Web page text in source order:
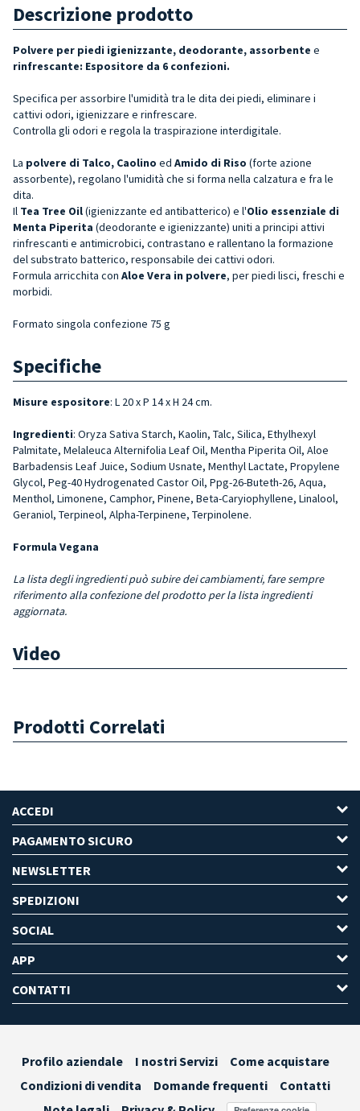
Descrizione prodotto
Polvere per piedi igienizzante, deodorante, assorbente e
rinfrescante: Espositore da 6 confezioni.
Specifica per assorbire l'umidità tra le dita dei piedi, eliminare i
cattivi odori, igienizzare e rinfrescare.
Controlla gli odori e regola la traspirazione interdigitale.
La polvere di Talco, Caolino ed Amido di Riso (forte azione
assorbente), regolano l'umidità che si forma nella calzatura e fra le
dita.
Il Tea Tree Oil(igienizzante ed antibatterico) e l'Olio essenziale di
Menta Piperita (deodorante e igienizzante) uniti a principi attivi
rinfrescanti e antimicrobici, contrastano e rallentano la formazione
del substrato batterico, responsabile dei cattivi odori.
Formula arricchita con Aloe Vera in polvere, per piedi lisci, freschi e
morbidi.
Formato singola confezione 75 g
Specifiche
Misure espositore: L 20 x P 14 x H 24 cm.
Ingredienti: Oryza Sativa Starch, Kaolin, Talc, Silica, Ethylhexyl
Palmitate, Melaleuca Alternifolia Leaf Oil, Mentha Piperita Oil, Aloe
Barbadensis Leaf Juice, Sodium Usnate, Menthyl Lactate, Propylene
Glycol, Peg-40 Hydro­genated Castor Oil, Ppg-26-Buteth-26, Aqua,
Menthol, Limonene, Camphor, Pinene, Beta-Caryiophyllene, Lina­lool,
Geraniol, Terpineol, Alpha-Terpinene, Terpinolene.
Formula Vegana
La lista degli ingredienti può subire dei cambiamenti, fare sempre
riferimento alla confezione del prodotto per la lista ingredienti
aggiornata.
Video
Prodotti Correlati
ACCEDI
PAGAMENTO SICURO
NEWSLETTER
SPEDIZIONI
SOCIAL
APP
CONTATTI
Profilo aziendale I nostri Servizi
Come acquistare
Condizioni di vendita
Domande frequenti
Contatti